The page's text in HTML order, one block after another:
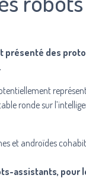
présenté des
ronde sur
et androïdes
assistants, pour